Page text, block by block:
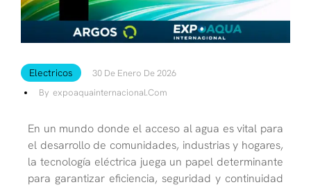
Electricos
30 De Enero De 2026
By Expoaquainternacional.com
En un mundo donde el acceso al agua es vital para
el desarrollo de comunidades, industrias y hogares,
la tecnología eléctrica juega un papel determinante
para garantizar eficiencia, seguridad y continuidad